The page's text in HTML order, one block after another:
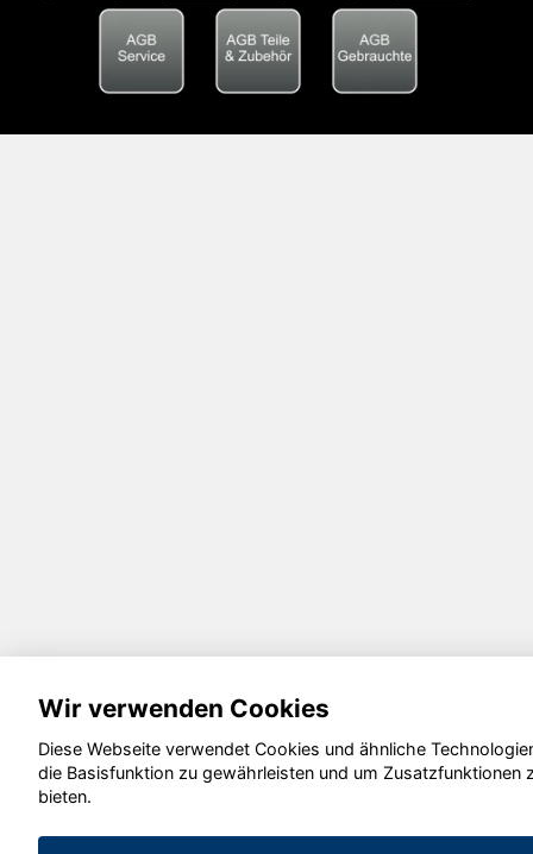
Wir verwenden Cookies
Diese Webseite verwendet Cookies und ähnliche
die Basisfunktion zu gewährleisten und um Zusatzfunktionen
bieten.